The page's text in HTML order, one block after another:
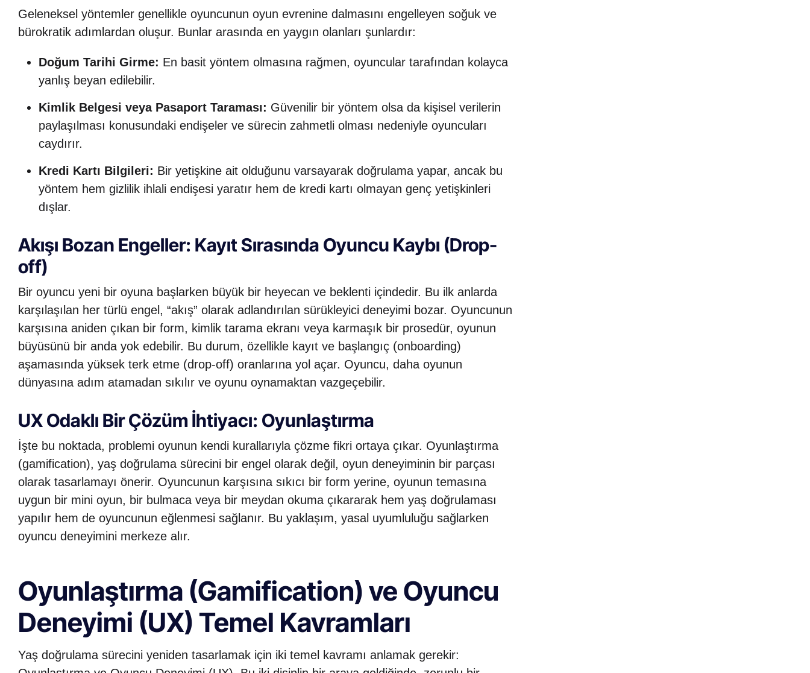
Geleneksel yöntemler genellikle oyuncunun oyun evrenine dalmasını engelleyen soğuk ve
bürokratik adımlardan oluşur. Bunlar arasında en yaygın olanları şunlardır:
Doğum Tarihi Girme: En basit yöntem olmasına rağmen, oyuncular tarafından kolayca
yanlış beyan edilebilir.
Kimlik Belgesi veya Pasaport Taraması: Güvenilir bir yöntem olsa da kişisel verilerin
paylaşılması konusundaki endişeler ve sürecin zahmetli olması nedeniyle oyuncuları
caydırır.
Kredi Kartı Bilgileri: Bir yetişkine ait olduğunu varsayarak doğrulama yapar, ancak bu
yöntem hem gizlilik ihlali endişesi yaratır hem de kredi kartı olmayan genç yetişkinleri
dışlar.
Akışı Bozan Engeller: Kayıt Sırasında Oyuncu Kaybı (Drop-
off)
Bir oyuncu yeni bir oyuna başlarken büyük bir heyecan ve beklenti içindedir. Bu ilk anlarda
karşılaşılan her türlü engel, “akış” olarak adlandırılan sürükleyici deneyimi bozar. Oyuncunun
karşısına aniden çıkan bir form, kimlik tarama ekranı veya karmaşık bir prosedür, oyunun
büyüsünü bir anda yok edebilir. Bu durum, özellikle kayıt ve başlangıç (onboarding)
aşamasında yüksek terk etme (drop-off) oranlarına yol açar. Oyuncu, daha oyunun
dünyasına adım atamadan sıkılır ve oyunu oynamaktan vazgeçebilir.
UX Odaklı Bir Çözüm İhtiyacı: Oyunlaştırma
İşte bu noktada, problemi oyunun kendi kurallarıyla çözme fikri ortaya çıkar. Oyunlaştırma
(gamification), yaş doğrulama sürecini bir engel olarak değil, oyun deneyiminin bir parçası
olarak tasarlamayı önerir. Oyuncunun karşısına sıkıcı bir form yerine, oyunun temasına
uygun bir mini oyun, bir bulmaca veya bir meydan okuma çıkararak hem yaş doğrulaması
yapılır hem de oyuncunun eğlenmesi sağlanır. Bu yaklaşım, yasal uyumluluğu sağlarken
oyuncu deneyimini merkeze alır.
Oyunlaştırma (Gamification) ve Oyuncu
Deneyimi (UX) Temel Kavramları
Yaş doğrulama sürecini yeniden tasarlamak için iki temel kavramı anlamak gerekir: